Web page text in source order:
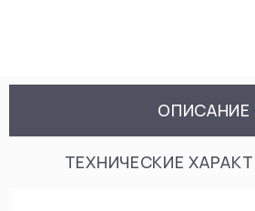
ОПИСАНИЕ
ТЕХНИЧЕСКИЕ